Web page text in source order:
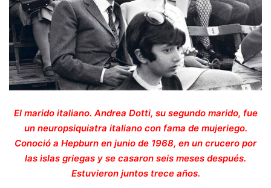
El marido italiano. Andrea Dotti, su segundo marido, fue
un neuropsiquiatra italiano con fama de mujeriego.
Conoció a Hepburn en junio de 1968, en un crucero por
las islas griegas y se casaron seis meses después.
Estuvieron juntos trece años.